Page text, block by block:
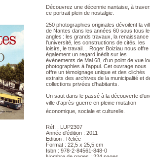
Découvrez une décennie nantaise, à
ce portrait plein de nostalgie.
250 photographies originales dévoilent la
de Nantes dans les années 60 sous tous
angles : les grands travaux, la renaissance
l'université, les constructions de cités, les
loisirs, le travail… Roger Boiziau nous offre
également un regard inédit sur les
événements de Mai 68, d'un point de vue
photographies à l'appui. Cet ouvrage nous
offre un témoignage unique et des clichés
extraits des archives de la municipalité et
collections privées d'habitants.
Un saut dans le passé à la découverte
ville d'après-guerre en pleine mutation
économique, sociale et culturelle.
Réf. : LUP2307
Année d'édition : 2011
Edition : Reliée
Format : 22,5 x 25,5 cm
Isbn : 978-2-84561-848-0